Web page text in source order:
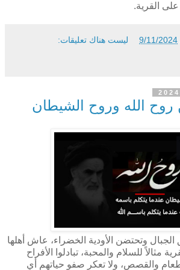
على القرية.
9/11/2024 ليست هناك تعليقات:
روح الله وروح الشيطان
الجبال وتحتضن الأودية الخضراء، عاش أهلها
مثالاً للسلام والمحبة، تبادلوا الأفراح
والقصص، ولا تعكر صفو حياتهم أي